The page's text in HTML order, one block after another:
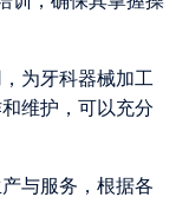
为牙科器械加工
维护，可以充分
与服务，根据各